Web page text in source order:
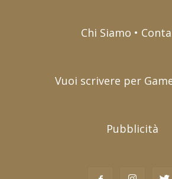
Chi Siamo •
Vuoi scrivere per
Pubblicità